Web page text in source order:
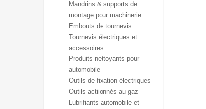
Mandrins & supports de
montage pour machinerie
Embouts de tournevis
Tournevis électriques et
accessoires
Produits nettoyants pour
automobile
Outils de fixation électriques
Outils actiionnés au gaz
Lubrifiants automobile et